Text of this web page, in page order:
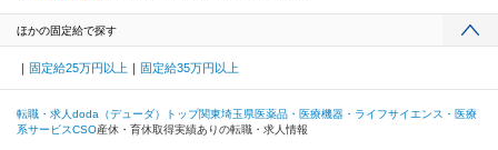
ほかの固定給で探す
固定給25万円以上 固定給35万円以上
転職・求人doda（デューダ）トップ関東埼玉県医薬品・医療機器・ライフサイエンス・医療
系サービスCSO産休・育休取得実績ありの転職・求人情報